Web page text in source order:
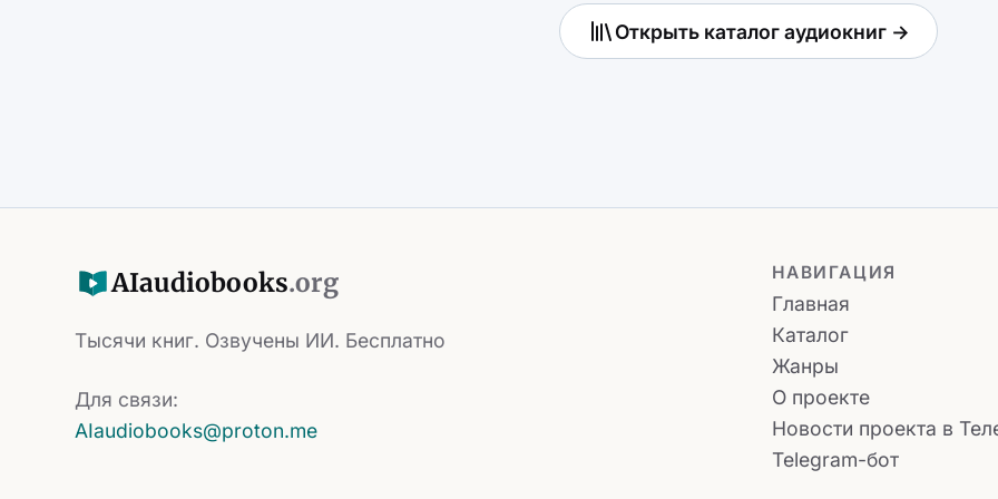
Открыть каталог аудиокниг →
AIaudiobooks.org
Тысячи книг. Озвучены ИИ. Бесплатно
Для связи:
AIaudiobooks@proton.me
НАВИГАЦИЯ
Главная
Каталог
Жанры
О проекте
Новости проекта в
Telegram-бот